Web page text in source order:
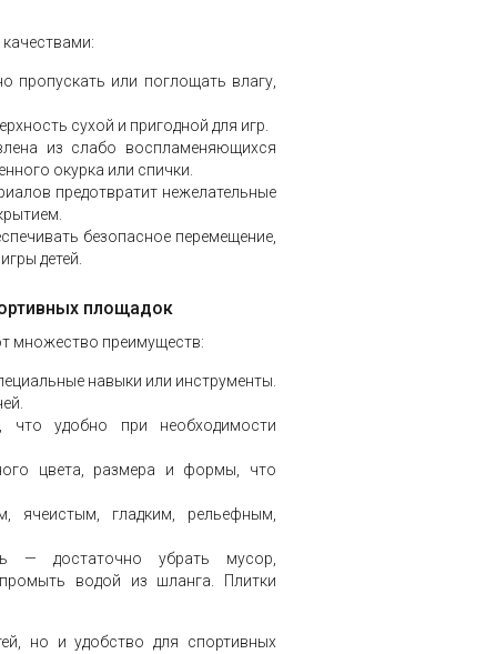
пропускать или поглощать влагу,
сухой и пригодной для игр.
из слабо воспламеняющихся
окурка или спички.
предотвратит нежелательные
безопасное перемещение,
детей.
площадок
множество преимуществ:
навыки или инструменты.
что удобно при необходимости
цвета, размера и формы, что
ячеистым, гладким, рельефным,
— достаточно убрать мусор,
водой из шланга. Плитки
но и удобство для спортивных